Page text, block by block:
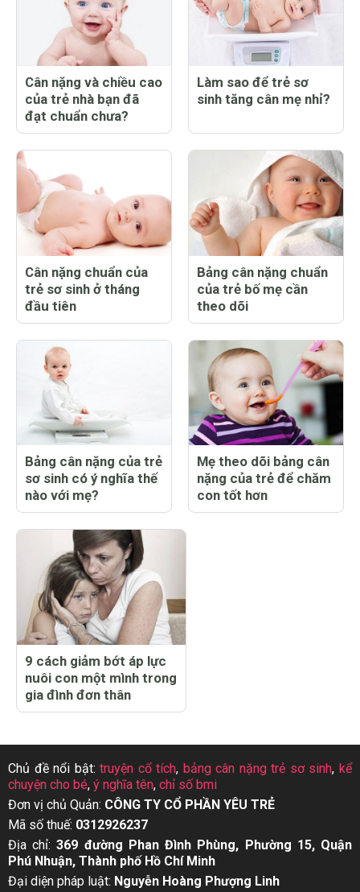
Cân nặng và chiều cao
của trẻ nhà bạn đã
đạt chuẩn chưa?
Làm sao để trẻ sơ
sinh tăng cân mẹ nhỉ?
Cân nặng chuẩn của
trẻ sơ sinh ở tháng
đầu tiên
Bảng cân nặng chuẩn
của trẻ bố mẹ cần
theo dõi
Bảng cân nặng của trẻ
sơ sinh có ý nghĩa thế
nào với mẹ?
Mẹ theo dõi bảng cân
nặng của trẻ để chăm
con tốt hơn
9 cách giảm bớt áp lực
nuôi con một mình trong
gia đình đơn thân
Chủ đề nổi bật:truyện cổ tích, bảng cân nặng trẻ sơ sinh, kể
chuyện cho bé, ý nghĩa tên, chỉ số bmi
Đơn vị chủ Quản: CÔNG TY CỔ PHẦN YÊU TRẺ
Mã số thuế: 0312926237
Địa chỉ:369 đường Phan Đình Phùng, Phường 15, Quận
Phú Nhuận, Thành phố Hồ Chí Minh
Đại diện pháp luật: Nguyễn Hoàng Phượng Linh